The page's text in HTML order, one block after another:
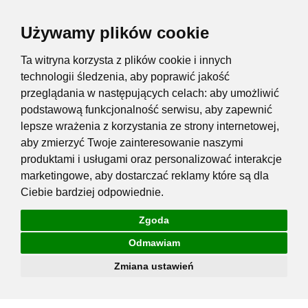
Używamy plików cookie
Ta witryna korzysta z plików cookie i innych
technologii śledzenia, aby poprawić jakość
przeglądania w następujących celach: aby umożliwić
podstawową funkcjonalność serwisu, aby zapewnić
lepsze wrażenia z korzystania ze strony internetowej,
aby zmierzyć Twoje zainteresowanie naszymi
produktami i usługami oraz personalizować interakcje
marketingowe, aby dostarczać reklamy które są dla
Ciebie bardziej odpowiednie.
Zgoda
Odmawiam
Zmiana ustawień